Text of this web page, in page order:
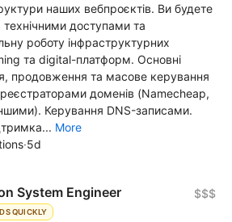
наших вебпроєктів. Ви будете
доступами та
роботу інфраструктурних
та digital-платформ. Основні
продовження та масове керування
доменів (Namecheap,
Керування DNS-записами.
More
·5d
System Engineer
QUICKLY
$$$